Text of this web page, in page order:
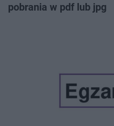
pobrania w pdf lub jpg